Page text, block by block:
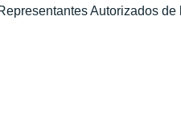
Autorizados de